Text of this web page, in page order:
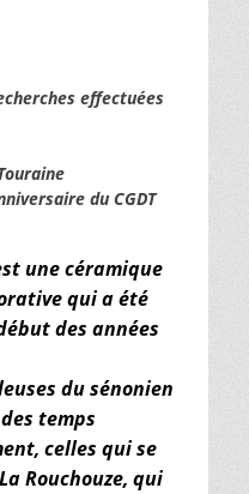
effectuées
du CGDT
une céramique
qui a été
des années
du sénonien
temps
celles qui se
Rouchouze, qui